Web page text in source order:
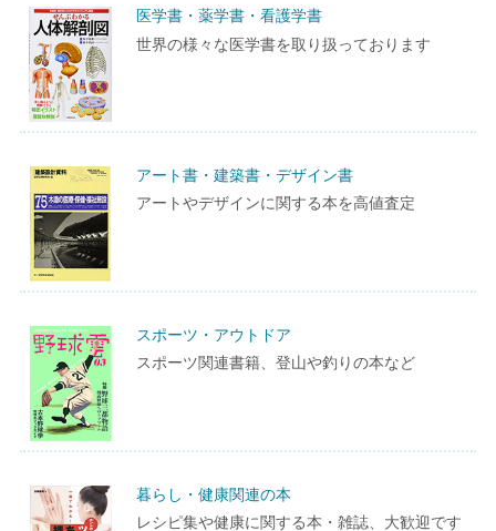
医学書・薬学書・看護学書
世界の様々な医学書を取り扱っております
アート書・建築書・デザイン書
アートやデザインに関する本を高値査定
スポーツ・アウトドア
スポーツ関連書籍、登山や釣りの本など
暮らし・健康関連の本
レシピ集や健康に関する本・雑誌、大歓迎です